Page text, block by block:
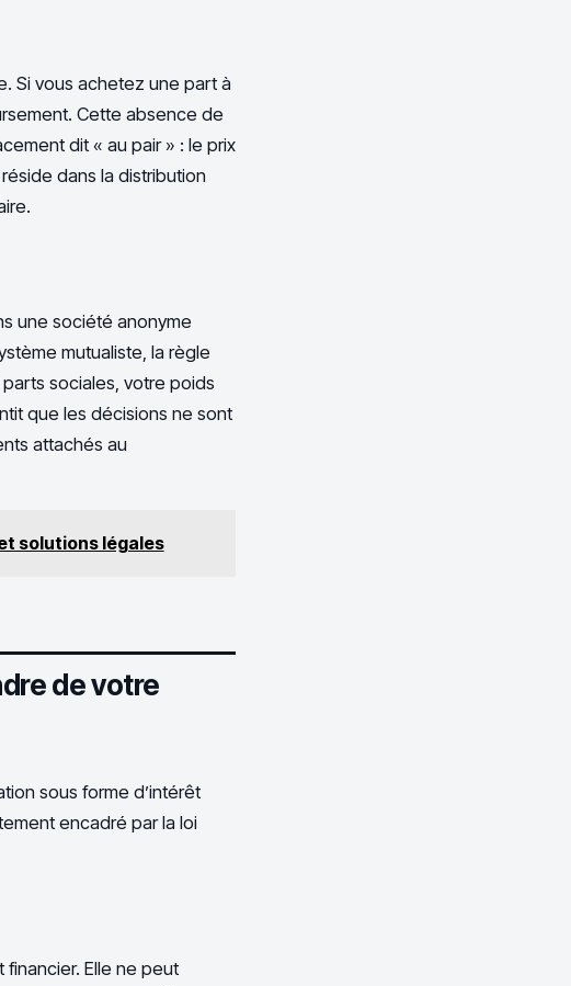
Si vous achetez une part à
Cette absence de
dit « au pair » : le prix
dans la distribution
une société anonyme
mutualiste, la règle
sociales, votre poids
que les décisions ne sont
attachés au
solutions légales
de votre
sous forme d’intérêt
encadré par la loi
Elle ne peut